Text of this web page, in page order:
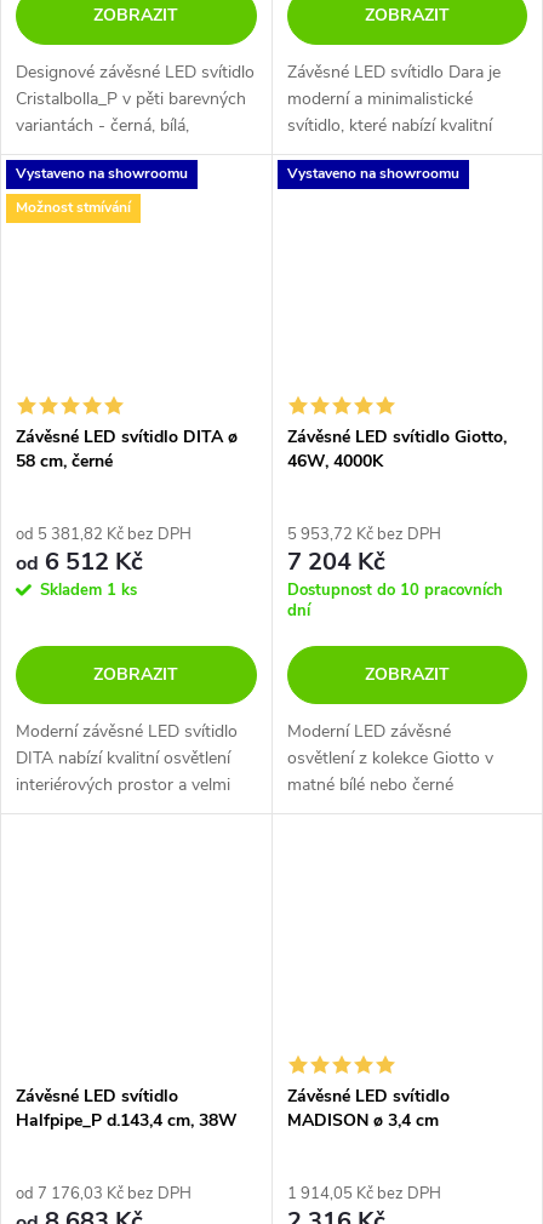
ZOBRAZIT
Designové závěsné LED svítidlo
Cristalbolla_P v pěti barevných
variantách - černá, bílá,
broskvová, petrolejová a tmavě
modrá.
ZOBRAZIT
Závěsné LED svítidlo Dara je
moderní a minimalistické
svítidlo, které nabízí kvalitní
osvětlení a příjemný design.
Svítidlo lze také použít
Vystaveno na showroomu
Možnost stmívání
Závěsné LED svítidlo DITA ø
58 cm, černé
od 5 381,82 Kč bez DPH
od 6 512 Kč
Skladem 1 ks
ZOBRAZIT
Moderní závěsné LED svítidlo
DITA nabízí kvalitní osvětlení
interiérových prostor a velmi
efektní rozptyl světla. Na výběr
Vystaveno na showroomu
Závěsné LED svítidlo Giotto,
46W, 4000K
5 953,72 Kč bez DPH
7 204 Kč
Dostupnost do 10 pracovních
dní
ZOBRAZIT
Moderní LED závěsné
osvětlení z kolekce Giotto v
matné bílé nebo černé
barvě. Kruh i lišta visí na
Závěsné LED svítidlo
Halfpipe_P d.143,4 cm, 38W
od 7 176,03 Kč bez DPH
Závěsné LED svítidlo
MADISON ø 3,4 cm
1 914,05 Kč bez DPH